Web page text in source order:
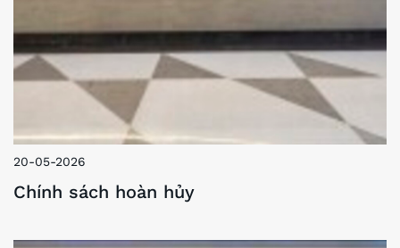
20-05-2026
Chính sách hoàn hủy